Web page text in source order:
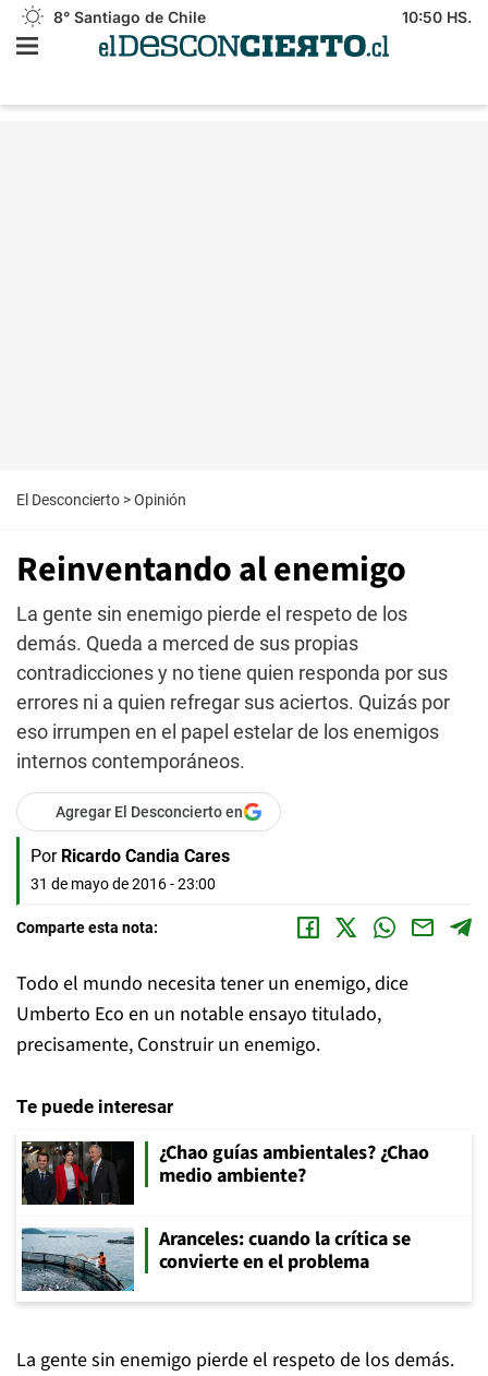
8° Santiago de Chile 10:50 HS.
El Desconcierto >Opinión
Reinventando al enemigo
La gente sin enemigo pierde el respeto de los
demás. Queda a merced de sus propias
contradicciones y no tiene quien responda por sus
errores ni a quien refregar sus aciertos. Quizás por
eso irrumpen en el papel estelar de los enemigos
internos contemporáneos.
Agregar El Desconcierto en
Por Ricardo Candia Cares
31 de mayo de 2016 - 23:00
Comparte esta nota:
Todo el mundo necesita tener un enemigo, dice
Umberto Eco en un notable ensayo titulado,
precisamente, Construir un enemigo.
Te puede interesar
¿Chao guías ambientales? ¿Chao
medio ambiente?
Aranceles: cuando la crítica se
convierte en el problema
La gente sin enemigo pierde el respeto de los demás.